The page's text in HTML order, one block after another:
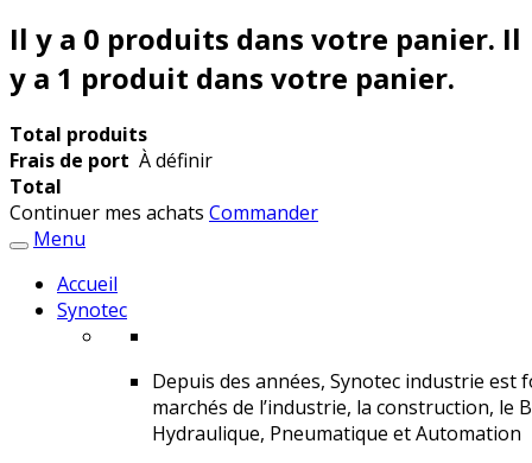
Il y a 0 produits dans votre panier. Il
y a 1 produit dans votre panier.
Total produits
Frais de port À définir
Total
Continuer mes achats Commander
Menu
Accueil
Synotec
Depuis des années, Synotec industrie
marchés de l’industrie, la construction, le
Hydraulique, Pneumatique et Automation